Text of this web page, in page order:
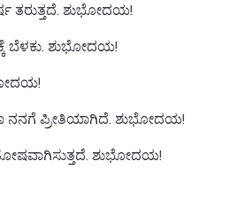
ತರುತ್ತದೆ. ಶುಭೋದಯ!
ಬೆಳಕು. ಶುಭೋದಯ!
ನನಗೆ ಪ್ರೀತಿಯಾಗಿದೆ. ಶುಭೋದಯ!
ಶುಭೋದಯ!